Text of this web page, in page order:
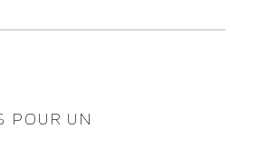
POUR UN